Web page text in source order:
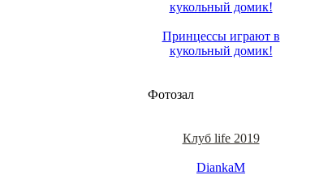
Принцессы играют в
кукольный домик!
Фотозал
Клуб life 2019
DiankaM